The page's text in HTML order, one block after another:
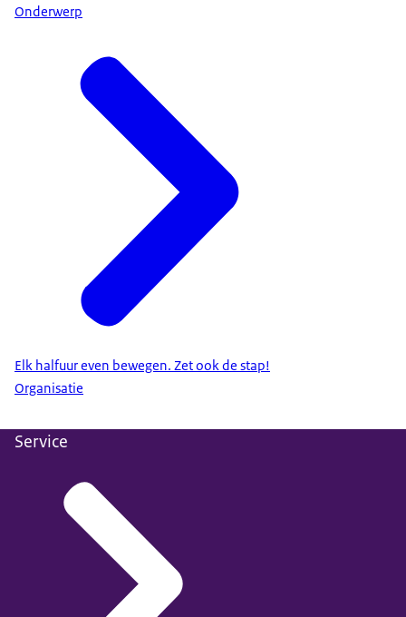
Onderwerp
Elk halfuur even bewegen. Zet ook de stap!
Organisatie
Service